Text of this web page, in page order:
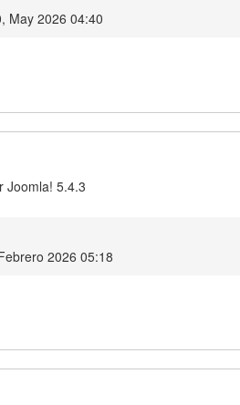
May 2026 04:40
Joomla! 5.4.3
2026 05:18